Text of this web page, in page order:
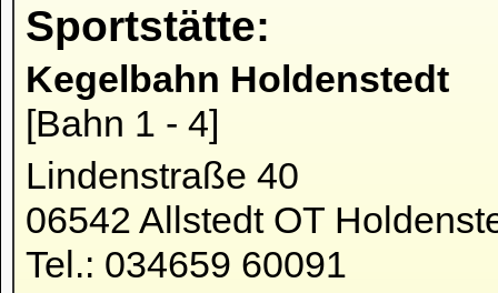
Sportstätte:
Kegelbahn Holdenstedt
[Bahn 1 - 4]
Lindenstraße 40
06542 Allstedt OT
Tel.: 034659 60091